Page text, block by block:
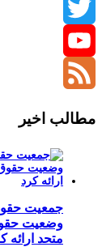
Instagram
Twitter
YouTube
مطالب اخیر
جمعیت
وضعیت
متحد ارائه